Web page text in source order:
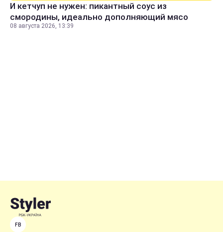
И кетчуп не нужен: пикантный соус из
смородины, идеально дополняющий мясо
08 августа 2026, 13:39
FB